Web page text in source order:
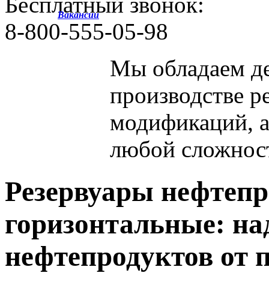
8-800-555-05-98
Мы обладаем
производстве
модификаций,
любой
Резервуары
горизонтальные:
нефтепродуктов от
Вакансии